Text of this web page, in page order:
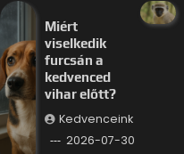
Miért
viselkedik
furcsán a
kedvenced
vihar előtt?
Kedvenceink
2026-07-30